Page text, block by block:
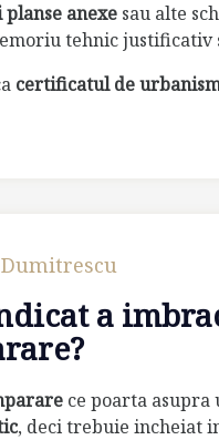
anexe sau alte
tehnic justificativ
certificatul de
a
ce poarta
, deci trebuie incheiat